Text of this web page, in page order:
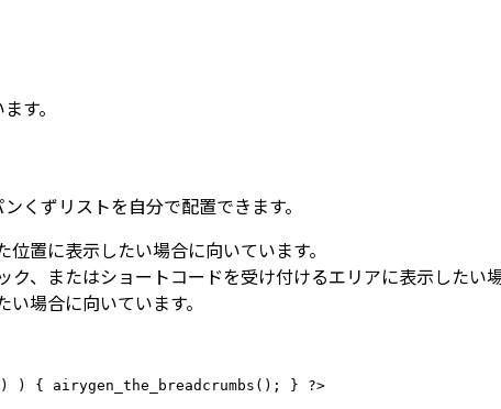
す。
くずリストを自分で配置できます。
置に表示したい場合に向いています。
ク、またはショートコードを受け付けるエリアに表示したい
場合に向いています。